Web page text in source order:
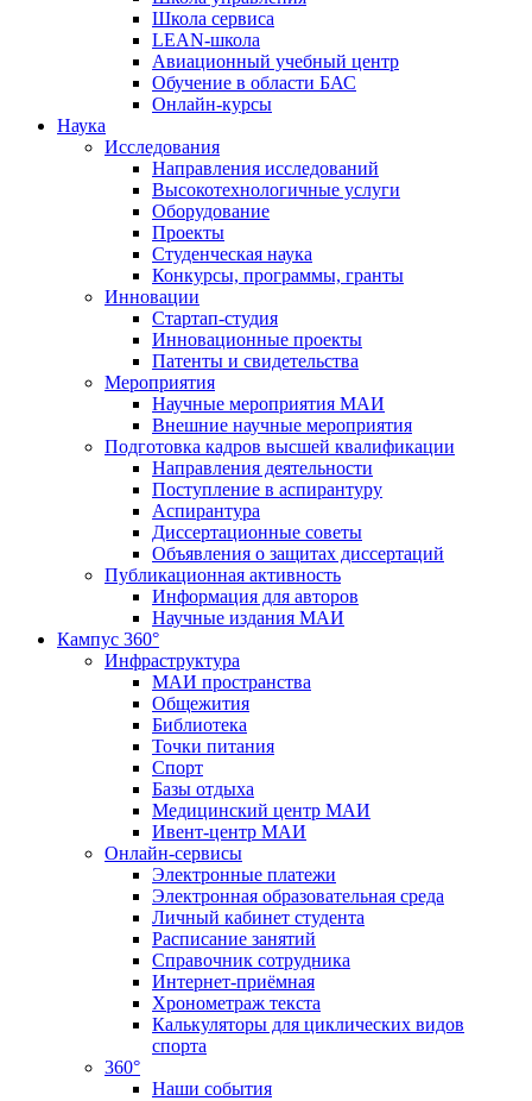
Школа сервиса
LEAN-школа
Авиационный учебный центр
Обучение в области БАС
Онлайн-курсы
Наука
Исследования
Направления исследований
Высокотехнологичные услуги
Оборудование
Проекты
Студенческая наука
Конкурсы, программы, гранты
Инновации
Стартап-студия
Инновационные проекты
Патенты и свидетельства
Мероприятия
Научные мероприятия МАИ
Внешние научные мероприятия
Подготовка кадров высшей квалификации
Направления деятельности
Поступление в аспирантуру
Аспирантура
Диссертационные советы
Объявления о защитах диссертаций
Публикационная активность
Информация для авторов
Научные издания МАИ
Кампус 360°
Инфраструктура
МАИ пространства
Общежития
Библиотека
Точки питания
Спорт
Базы отдыха
Медицинский центр МАИ
Ивент-центр МАИ
Онлайн-сервисы
Электронные платежи
Электронная образовательная среда
Личный кабинет студента
Расписание занятий
Справочник сотрудника
Интернет-приёмная
Хронометраж текста
Калькуляторы для циклических видов
спорта
360°
Наши события